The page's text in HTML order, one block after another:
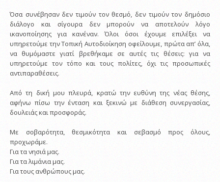
Όσα συνέβησαν δεν τιμούν τον θεσμό, δεν τιμούν τον δημόσιο
διάλογο και σίγουρα δεν μπορούν να αποτελούν λόγο
ικανοποίησης για κανέναν. Όλοι όσοι έχουμε επιλέξει να
υπηρετούμε την Τοπική Αυτοδιοίκηση οφείλουμε, πρώτα απ’ όλα,
να θυμόμαστε γιατί βρεθήκαμε σε αυτές τις θέσεις: για να
υπηρετούμε τον τόπο και τους πολίτες, όχι τις προσωπικές
αντιπαραθέσεις.
Από τη δική μου πλευρά, κρατώ την ευθύνη της νέας θέσης,
αφήνω πίσω την ένταση και ξεκινώ με διάθεση συνεργασίας,
δουλειάς και προσφοράς.
Με σοβαρότητα, θεσμικότητα και σεβασμό προς όλους,
προχωράμε.
Για τα νησιά μας.
Για τα λιμάνια μας.
Για τους ανθρώπους μας.